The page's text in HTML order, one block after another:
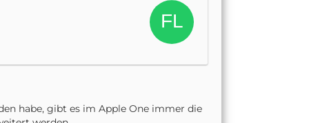
habe, gibt es im Apple One immer die